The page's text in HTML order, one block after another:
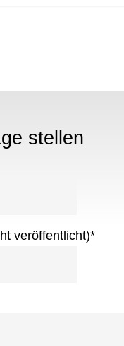
stellen
veröffentlicht)*